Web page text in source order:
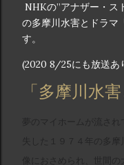
NHKの”アナザー・ス
の多摩川水害とドラマ
す。
(2020 8/25にも放送あ
「多摩川水
夢のマイホームが流さ
失した１９７４年の多
像におさめられ、世間